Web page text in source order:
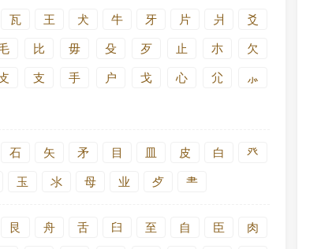
瓦 王 犬 牛 牙 片 爿 爻
比 毋 殳 歹 止 朩 欠
攴 支 手 户 戈 心 尣 ⺗
石 矢 矛 目 皿 皮 白 癶
玉 氺 母 业 歺 ⺻
艮 舟 舌 臼 至 自 臣 肉